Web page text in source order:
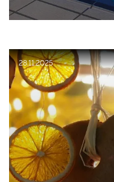
Veröffentlicht am:
28.11.2025